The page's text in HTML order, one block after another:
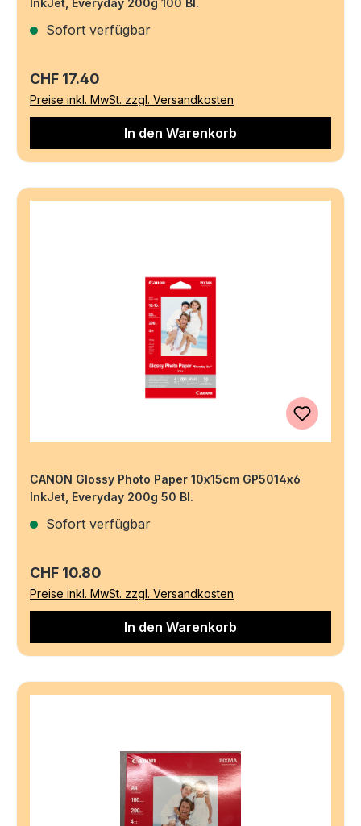
InkJet, Everyday 200g 100 Bl.
Sofort verfügbar
Regulärer Preis:
CHF 17.40
Preise inkl. MwSt. zzgl. Versandkosten
In den Warenkorb
CANON Glossy Photo Paper 10x15cm GP5014x6
InkJet, Everyday 200g 50 Bl.
Sofort verfügbar
Regulärer Preis:
CHF 10.80
Preise inkl. MwSt. zzgl. Versandkosten
In den Warenkorb